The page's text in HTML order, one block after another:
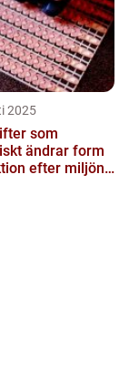
2025
som
ändrar form
efter miljöns